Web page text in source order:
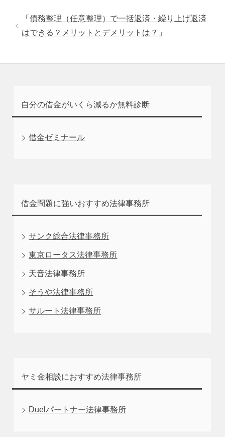
「 債務整理（任意整理）で一括返済・繰り上げ返済
はできる？メリットとデメリットは？ 」
自分の借金がいくら減るか無料診断
借金ゼミナール
借金問題に強いおすすめ法律事務所
サンク総合法律事務所
東京ロータス法律事務所
天音法律事務所
そうや法律事務所
サルート法律事務所
ヤミ金相談におすすめ法律事務所
Duelパートナー法律事務所